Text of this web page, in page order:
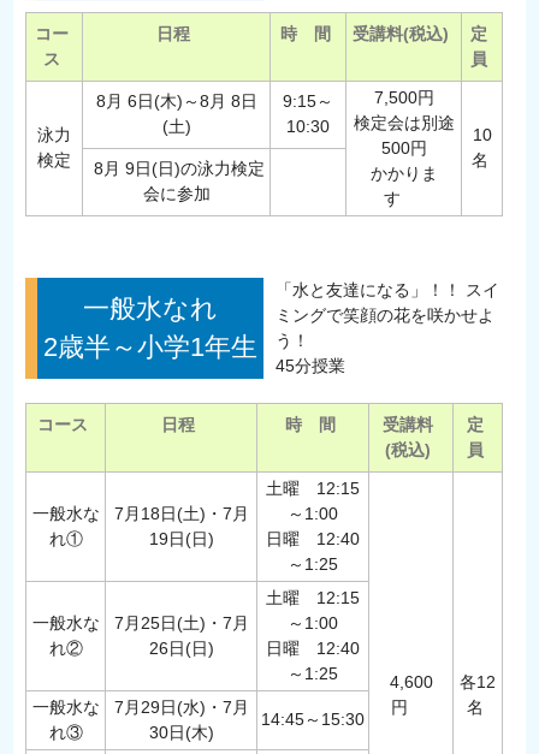
コー
ス
日程 時 間 受講料(税込)
定
員
泳力
検定
8月 6日(木)～8月 8日
(土)
9:15～
10:30
7,500円
検定会は別途
500円
かかりま
す
10
名
8月 9日(日)の泳力検定
会に参加
一般水なれ
2歳半～小学1年生
「水と友達になる」！！ スイ
ミングで笑顔の花を咲かせよ
う！
45分授業
コース 日程 時 間
受講料
(税込)
定
員
一般水な
れ①
7月18日(土)・7月
19日(日)
土曜 12:15
～1:00
日曜 12:40
～1:25
4,600
円
各12
名
一般水な
れ②
7月25日(土)・7月
26日(日)
土曜 12:15
～1:00
日曜 12:40
～1:25
一般水な
れ③
7月29日(水)・7月
30日(木)
14:45～15:30